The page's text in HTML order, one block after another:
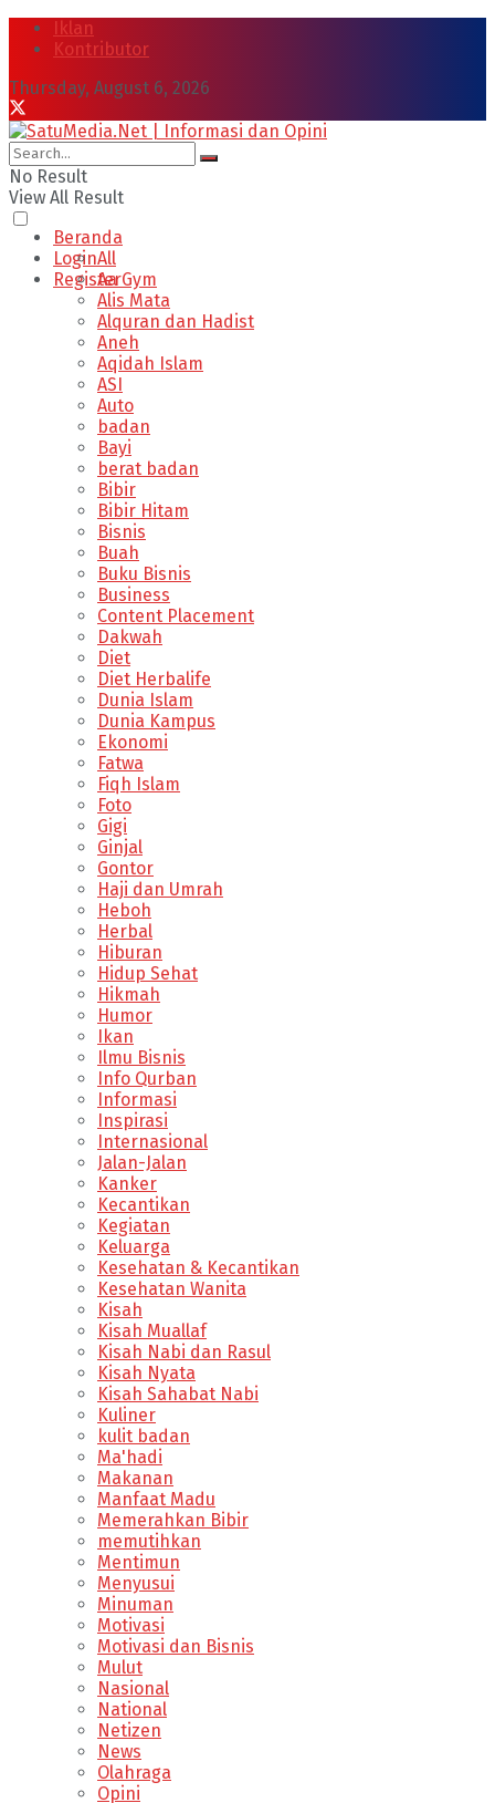
Iklan
Kontributor
Thursday, August 6, 2026
No Result
View All Result
Login
Register
Beranda
All
Aa Gym
Alis Mata
Alquran dan Hadist
Aneh
Aqidah Islam
ASI
Auto
badan
Bayi
berat badan
Bibir
Bibir Hitam
Bisnis
Buah
Buku Bisnis
Business
Content Placement
Dakwah
Diet
Diet Herbalife
Dunia Islam
Dunia Kampus
Ekonomi
Fatwa
Fiqh Islam
Foto
Gigi
Ginjal
Gontor
Haji dan Umrah
Heboh
Herbal
Hiburan
Hidup Sehat
Hikmah
Humor
Ikan
Ilmu Bisnis
Info Qurban
Informasi
Inspirasi
Internasional
Jalan-Jalan
Kanker
Kecantikan
Kegiatan
Keluarga
Kesehatan & Kecantikan
Kesehatan Wanita
Kisah
Kisah Muallaf
Kisah Nabi dan Rasul
Kisah Nyata
Kisah Sahabat Nabi
Kuliner
kulit badan
Ma'hadi
Makanan
Manfaat Madu
Memerahkan Bibir
memutihkan
Mentimun
Menyusui
Minuman
Motivasi
Motivasi dan Bisnis
Mulut
Nasional
National
Netizen
News
Olahraga
Opini